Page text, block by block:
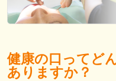
健康の口ってど
ありますか？